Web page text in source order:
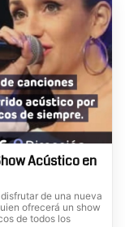
Acústico en
de una nueva
ofrecerá un show
de todos los